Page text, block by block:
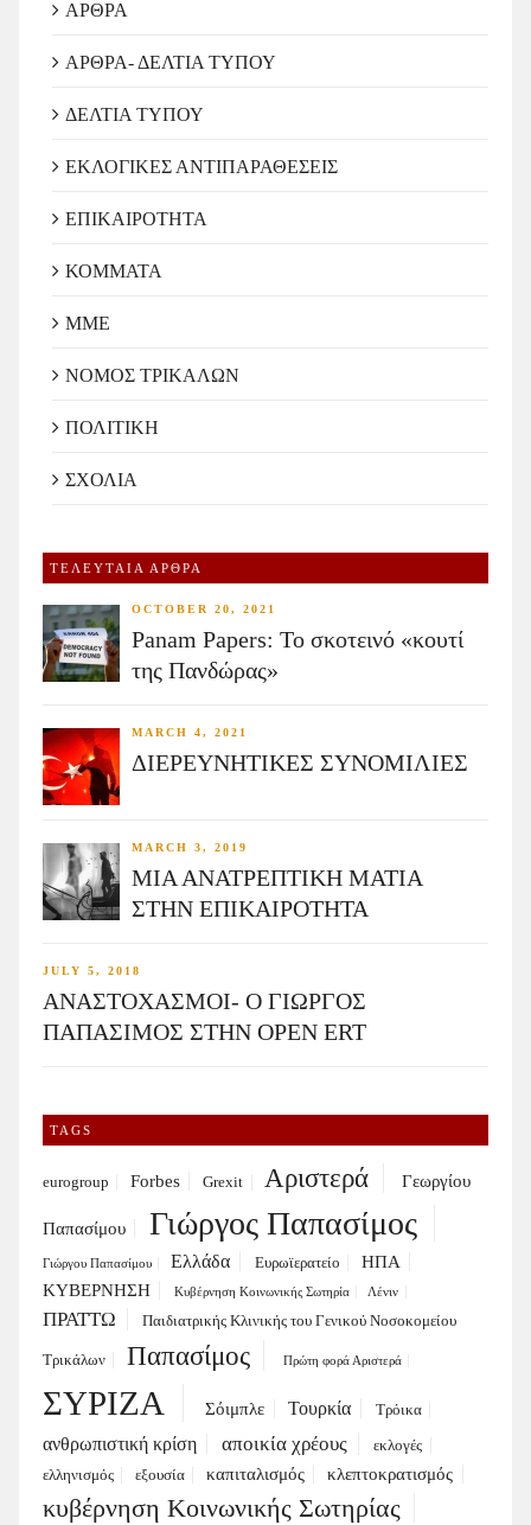
ΑΡΘΡΑ
ΑΡΘΡΑ- ΔΕΛΤΙΑ ΤΥΠΟΥ
ΔΕΛΤΙΑ ΤΥΠΟΥ
ΕΚΛΟΓΙΚΕΣ ΑΝΤΙΠΑΡΑΘΕΣΕΙΣ
ΕΠΙΚΑΙΡΟΤΗΤΑ
ΚΟΜΜΑΤΑ
ΜΜΕ
ΝΟΜΟΣ ΤΡΙΚΑΛΩΝ
ΠΟΛΙΤΙΚΗ
ΣΧΟΛΙΑ
ΤΕΛΕΥΤΑΙΑ ΑΡΘΡΑ
OCTOBER 20, 2021
Panam Papers: Το σκοτεινό «κουτί
της Πανδώρας»
MARCH 4, 2021
ΔΙΕΡΕΥΝΗΤΙΚΕΣ ΣΥΝΟΜΙΛΙΕΣ
MARCH 3, 2019
ΜΙΑ ΑΝΑΤΡΕΠΤΙΚΗ ΜΑΤΙΑ
ΣΤΗΝ ΕΠΙΚΑΙΡΟΤΗΤΑ
JULY 5, 2018
ΑΝΑΣΤΟΧΑΣΜΟΙ- Ο ΓΙΩΡΓΟΣ
ΠΑΠΑΣΙΜΟΣ ΣΤΗΝ OPEN ERT
TAGS
eurogroup Forbes Grexit Αριστερά Γεωργίου
Παπασίμου Γιώργος Παπασίμος
Γιώργου Παπασίμου Ελλάδα Ευρωϊερατείο
ΗΠΑ
ΚΥΒΕΡΝΗΣΗ
Κυβέρνηση Κοινωνικής Σωτηρία Λένιν
ΠΡΑΤΤΩ Παιδιατρικής Κλινικής του Γενικού Νοσοκομείου
Τρικάλων Παπασίμος Πρώτη φορά Αριστερά
ΣΥΡΙΖΑ Σόιμπλε Τουρκία Τρόικα
ανθρωπιστική κρίση αποικία χρέους
εκλογές
ελληνισμός
εξουσία καπιταλισμός κλεπτοκρατισμός
κυβέρνηση Κοινωνικής Σωτηρίας